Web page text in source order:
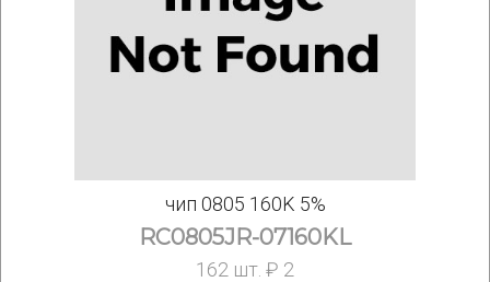
чип 0805 160K 5%
RC0805JR-07160KL
162 шт. ₽ 2